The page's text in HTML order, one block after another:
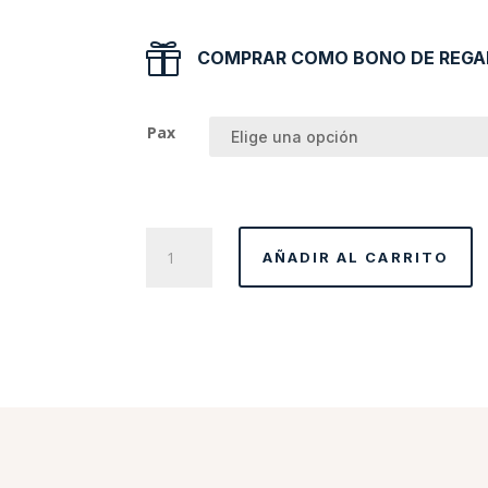
 COMPRAR COMO BONO DE
Pax
cumpleaños
AÑADIR AL CARRITO